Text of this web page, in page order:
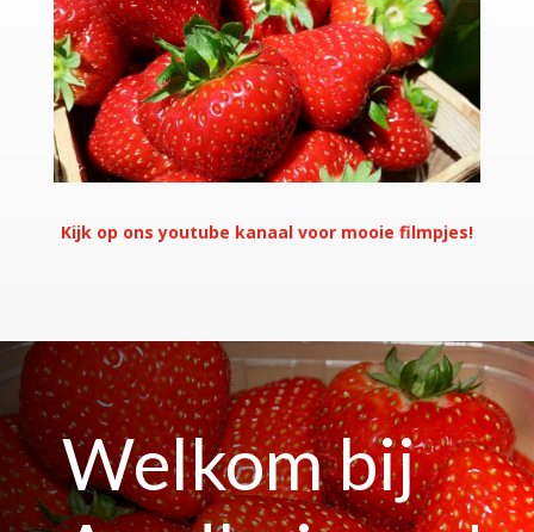
Kijk op ons youtube kanaal voor mooie filmpjes!
Welkom bij